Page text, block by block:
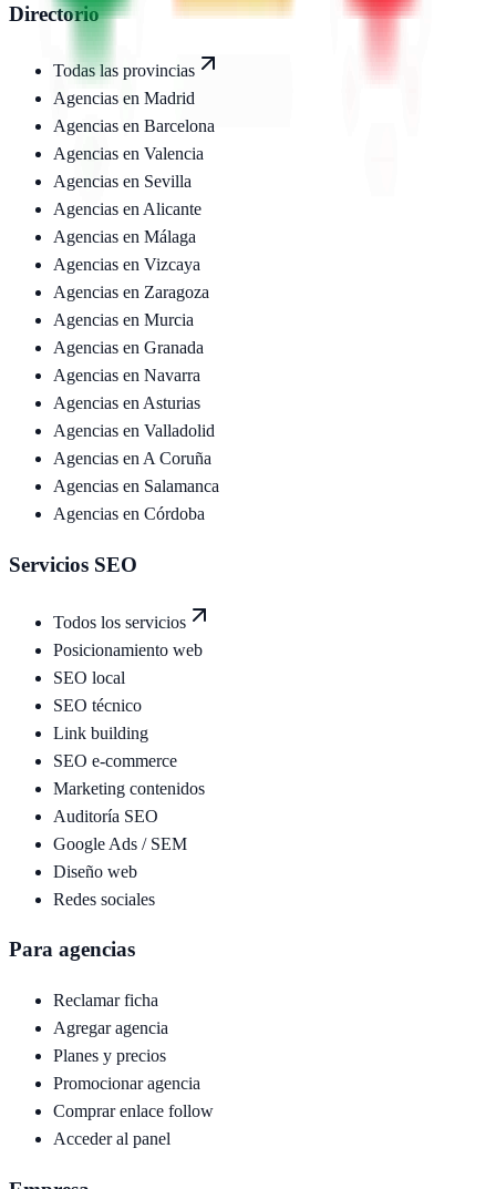
Directorio
Todas las provincias
Agencias en Madrid
Agencias en Barcelona
Agencias en Valencia
Agencias en Sevilla
Agencias en Alicante
Agencias en Málaga
Agencias en Vizcaya
Agencias en Zaragoza
Agencias en Murcia
Agencias en Granada
Agencias en Navarra
Agencias en Asturias
Agencias en Valladolid
Agencias en A Coruña
Agencias en Salamanca
Agencias en Córdoba
Servicios SEO
Todos los servicios
Posicionamiento web
SEO local
SEO técnico
Link building
SEO e-commerce
Marketing contenidos
Auditoría SEO
Google Ads / SEM
Diseño web
Redes sociales
Para agencias
Reclamar ficha
Agregar agencia
Planes y precios
Promocionar agencia
Comprar enlace follow
Acceder al panel